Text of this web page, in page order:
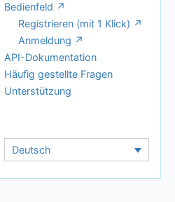
Bedienfeld ↗
Registrieren (mit 1 Klick) ↗
Anmeldung ↗
API-Dokumentation
Häufig gestellte Fragen
Unterstützung
Deutsch